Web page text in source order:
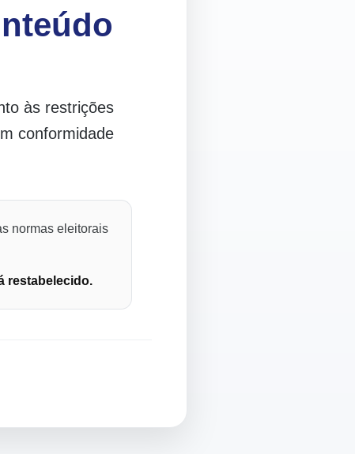
às restrições
conformidade
normas eleitorais
restabelecido.